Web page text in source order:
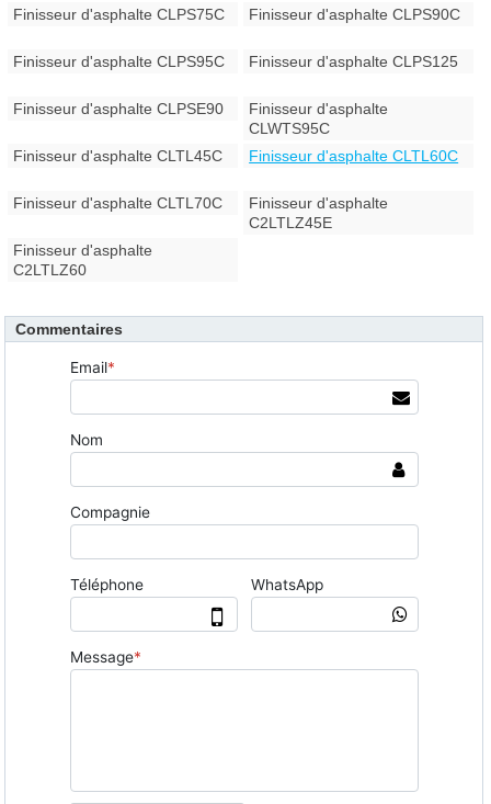
Finisseur d'asphalte CLPS75C Finisseur d'asphalte CLPS90C
Finisseur d'asphalte CLPS95C Finisseur d'asphalte CLPS125
Finisseur d'asphalte CLPSE90
Finisseur d'asphalte
CLWTS95C
Finisseur d'asphalte CLTL45C
Finisseur d'asphalte CLTL60C
Finisseur d'asphalte CLTL70C
Finisseur d'asphalte
C2LTLZ45E
Finisseur d'asphalte
C2LTLZ60
Commentaires